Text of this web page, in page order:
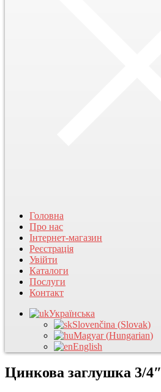
Головна
Про нас
Інтернет-магазин
Реєстрація
Увійти
Каталоги
Послуги
Контакт
Українська
Slovenčina (Slovak)
Magyar (Hungarian)
English
Цинкова заглушка 3/4″